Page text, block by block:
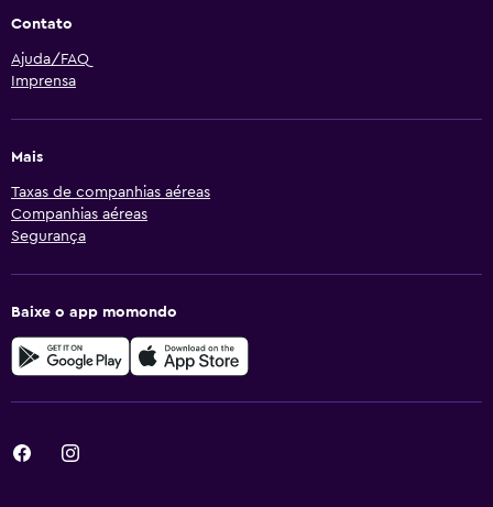
Contato
Ajuda/FAQ
Imprensa
Mais
Taxas de companhias aéreas
Companhias aéreas
Segurança
Baixe o app momondo